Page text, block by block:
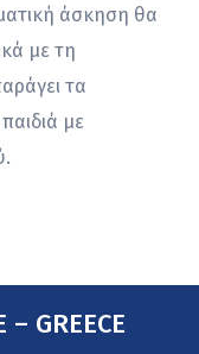
άσκηση θα
με τη
τα
με
– GREECE